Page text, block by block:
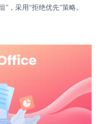
”，采用“拒绝优先”策略。